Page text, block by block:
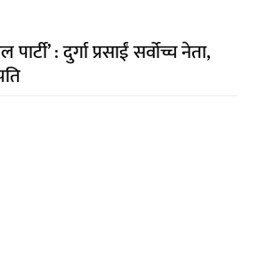
: दुर्गा प्रसाईं सर्वोच्च नेता,